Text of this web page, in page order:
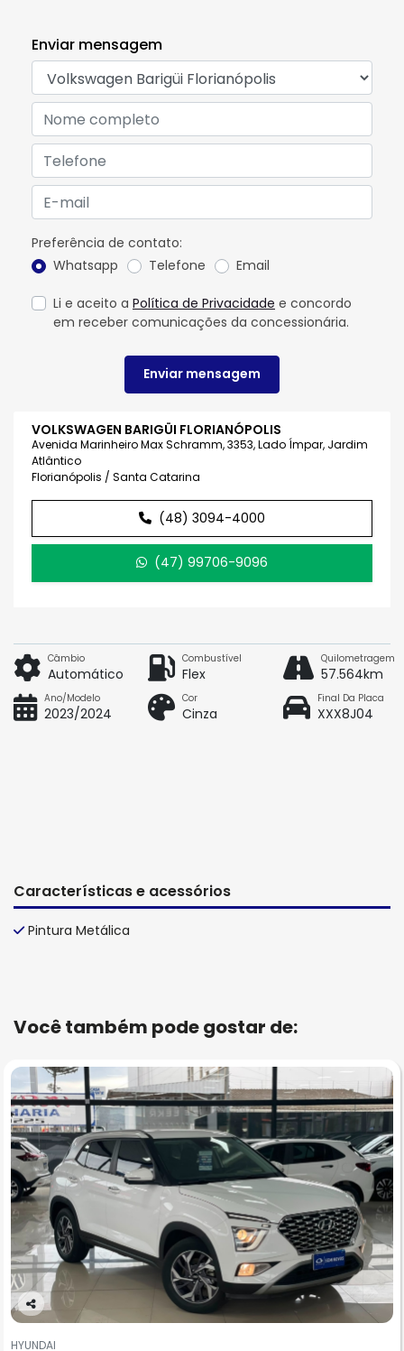
VOLKSWAGEN BARIGÜI FLORIANÓPOLIS
Avenida Marinheiro Max Schramm, 3353, Lado Ímpar, Jardim
Atlântico
Florianópolis / Santa Catarina
(48) 3094-4000
(47) 99706-9096
Enviar mensagem
Preferência de contato:
Whatsapp
Telefone Email
Li e aceito a Política de Privacidade e concordo
em receber comunicações da concessionária.
Enviar mensagem
Câmbio
Automático
Combustível
Flex
Quilometragem
57.564km
Ano/Modelo
2023/2024
Cor
Cinza
Final Da Placa
XXX8J04
Características e acessórios
Pintura Metálica
Você também pode gostar de:
Co
HYUNDAI